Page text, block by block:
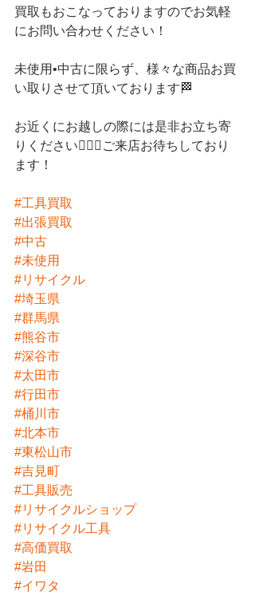
買取もおこなっておりますのでお気軽
にお問い合わせください！
未使用•中古に限らず、様々な商品お買
い取りさせて頂いております🏁
お近くにお越しの際には是非お立ち寄
りください💁🏻‍♀️ご来店お待ちしており
ます！
#工具買取
#出張買取
#中古
#未使用
#リサイクル
#埼玉県
#群馬県
#熊谷市
#深谷市
#太田市
#行田市
#桶川市
#北本市
#東松山市
#吉見町
#工具販売
#リサイクルショップ
#リサイクル工具
#高価買取
#岩田
#イワタ